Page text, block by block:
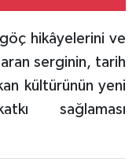
hikâyelerini ve
serginin, tarih
kültürünün yeni
sağlaması